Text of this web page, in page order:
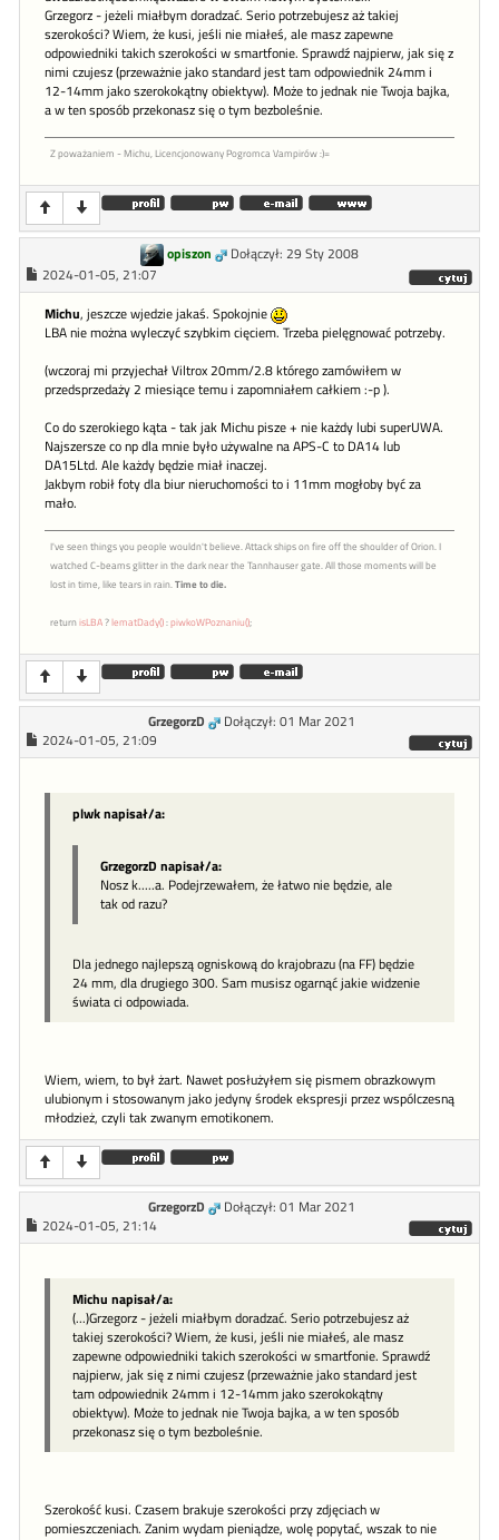
Grzegorz - jeżeli miałbym doradzać. Serio potrzebujesz aż takiej
szerokości? Wiem, że kusi, jeśli nie miałeś, ale masz zapewne
odpowiedniki takich szerokości w smartfonie. Sprawdź najpierw, jak się z
nimi czujesz (przeważnie jako standard jest tam odpowiednik 24mm i
12-14mm jako szerokokątny obiektyw). Może to jednak nie Twoja bajka,
a w ten sposób przekonasz się o tym bezboleśnie.
Z poważaniem - Michu, Licencjonowany Pogromca Vampirów :)=
opiszon
Dołączył: 29 Sty 2008
2024-01-05, 21:07
Michu, jeszcze wjedzie jakaś. Spokojnie
LBA nie można wyleczyć szybkim cięciem. Trzeba pielęgnować potrzeby.
(wczoraj mi przyjechał Viltrox 20mm/2.8 którego zamówiłem w
przedsprzedaży 2 miesiące temu i zapomniałem całkiem :-p ).
Co do szerokiego kąta - tak jak Michu pisze + nie każdy lubi superUWA.
Najszersze co np dla mnie było używalne na APS-C to DA14 lub
DA15Ltd. Ale każdy będzie miał inaczej.
Jakbym robił foty dla biur nieruchomości to i 11mm mogłoby być za
mało.
I've seen things you people wouldn't believe. Attack ships on fire off the shoulder of Orion. I
watched C-beams glitter in the dark near the Tannhauser gate. All those moments will be
lost in time, like tears in rain.Time to die.
returnisLBA?lematDady():piwkoWPoznaniu();
GrzegorzD
Dołączył: 01 Mar 2021
2024-01-05, 21:09
plwk napisał/a:
GrzegorzD napisał/a:
Nosz k.....a. Podejrzewałem, że łatwo nie będzie, ale
tak od razu?
Dla jednego najlepszą ogniskową do krajobrazu (na FF) będzie
24 mm, dla drugiego 300. Sam musisz ogarnąć jakie widzenie
świata ci odpowiada.
Wiem, wiem, to był żart. Nawet posłużyłem się pismem obrazkowym
ulubionym i stosowanym jako jedyny środek ekspresji przez wspólczesną
młodzież, czyli tak zwanym emotikonem.
GrzegorzD
Dołączył: 01 Mar 2021
2024-01-05, 21:14
Michu napisał/a:
(...)Grzegorz - jeżeli miałbym doradzać. Serio potrzebujesz aż
takiej szerokości? Wiem, że kusi, jeśli nie miałeś, ale masz
zapewne odpowiedniki takich szerokości w smartfonie. Sprawdź
najpierw, jak się z nimi czujesz (przeważnie jako standard jest
tam odpowiednik 24mm i 12-14mm jako szerokokątny
obiektyw). Może to jednak nie Twoja bajka, a w ten sposób
przekonasz się o tym bezboleśnie.
Szerokość kusi. Czasem brakuje szerokości przy zdjęciach w
pomieszczeniach. Zanim wydam pieniądze, wolę popytać, wszak to nie